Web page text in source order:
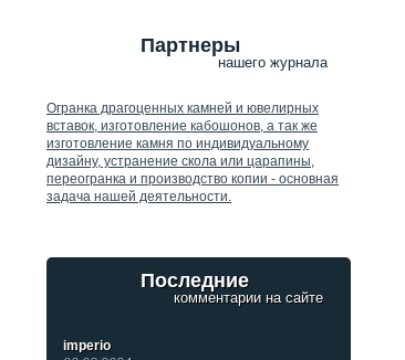
Партнеры
нашего журнала
Огранка драгоценных камней и ювелирных
вставок, изготовление кабошонов, а так же
изготовление камня по индивидуальному
дизайну, устранение скола или царапины,
переогранка и производство копии - основная
задача нашей деятельности.
Последние
комментарии на сайте
imperio